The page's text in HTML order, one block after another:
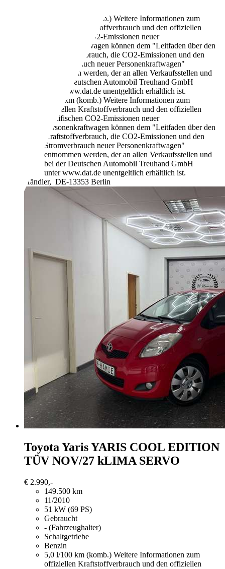
7,4 l/100 km (komb.) Weitere Informationen zum
offiziellen Kraftstoffverbrauch und den offiziellen
spezifischen CO2-Emissionen neuer
Personenkraftwagen können dem "Leitfaden über den
Kraftstoffverbrauch, die CO2-Emissionen und den
Stromverbrauch neuer Personenkraftwagen"
entnommen werden, der an allen Verkaufsstellen und
bei der Deutschen Automobil Treuhand GmbH
unter www.dat.de unentgeltlich erhältlich ist.
175 g/km (komb.) Weitere Informationen zum
offiziellen Kraftstoffverbrauch und den offiziellen
spezifischen CO2-Emissionen neuer
Personenkraftwagen können dem "Leitfaden über den
Kraftstoffverbrauch, die CO2-Emissionen und den
Stromverbrauch neuer Personenkraftwagen"
entnommen werden, der an allen Verkaufsstellen und
bei der Deutschen Automobil Treuhand GmbH
unter www.dat.de unentgeltlich erhältlich ist.
Händler, DE-13353 Berlin
Toyota YarisYARIS COOL EDITION
TÜV NOV/27 kLIMA SERVO
€ 2.990,-
149.500 km
11/2010
51 kW (69 PS)
Gebraucht
- (Fahrzeughalter)
Schaltgetriebe
Benzin
5,0 l/100 km (komb.) Weitere Informationen zum
offiziellen Kraftstoffverbrauch und den offiziellen